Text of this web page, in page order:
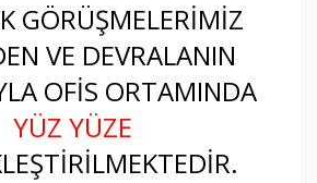
GÖRÜŞMELERİMİZ
VE DEVRALANIN
OFİS ORTAMINDA
YÜZ YÜZE